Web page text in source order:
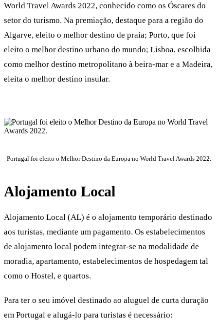
World Travel Awards 2022, conhecido como os Óscares do
setor do turismo. Na premiação, destaque para a região do
Algarve, eleito o melhor destino de praia; Porto, que foi
eleito o melhor destino urbano do mundo; Lisboa, escolhida
como melhor destino metropolitano à beira-mar e a Madeira,
eleita o melhor destino insular.
Portugal foi eleito o Melhor Destino da Europa no World Travel Awards 2022.
Alojamento Local
Alojamento Local (AL) é o alojamento temporário destinado
aos turistas, mediante um pagamento. Os estabelecimentos
de alojamento local podem integrar-se na modalidade de
moradia, apartamento, estabelecimentos de hospedagem tal
como o Hostel, e quartos.
Para ter o seu imóvel destinado ao aluguel de curta duração
em Portugal e alugá-lo para turistas é necessário: